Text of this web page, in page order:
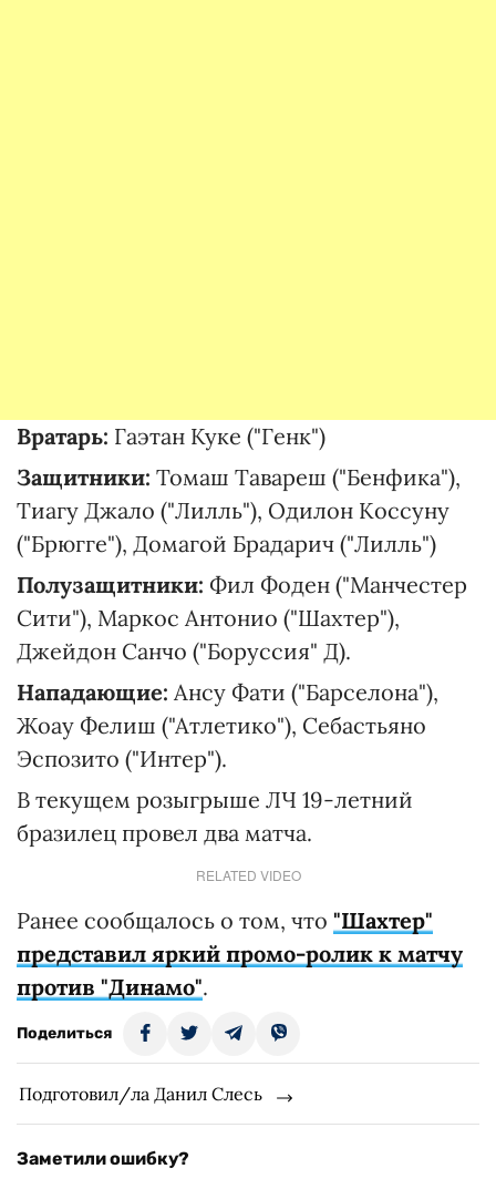
Вратарь: Гаэтан Куке ("Генк")
Защитники: Томаш Тавареш ("Бенфика"),
Тиагу Джало ("Лилль"), Одилон Коссуну
("Брюгге"), Домагой Брадарич ("Лилль")
Полузащитники: Фил Фоден ("Манчестер
Сити"), Маркос Антонио ("Шахтер"),
Джейдон Санчо ("Боруссия" Д).
Нападающие: Ансу Фати ("Барселона"),
Жоау Фелиш ("Атлетико"), Себастьяно
Эспозито ("Интер").
В текущем розыгрыше ЛЧ 19-летний
бразилец провел два матча.
RELATED VIDEO
Ранее сообщалось о том, что "Шахтер"
представил яркий промо-ролик к матчу
против "Динамо".
Поделиться
Подготовил/ла Данил Слесь
Заметили ошибку?